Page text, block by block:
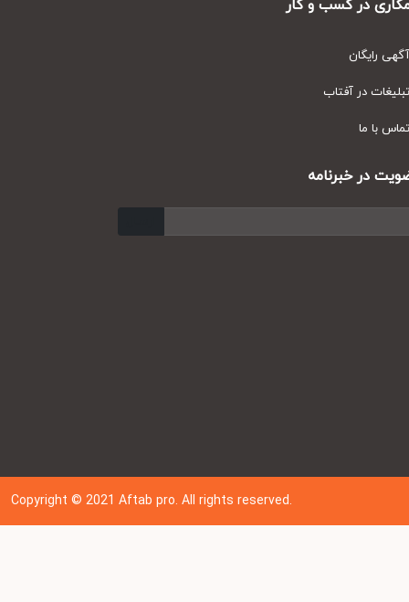
در کسب و کار
رایگان
در آفتاب
با ما
در خبرنامه
Copyright © 202 1Aftab pro. All rights reserved.